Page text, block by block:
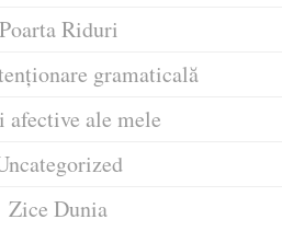
Poarta Riduri
gramaticală
afective ale mele
Zice Dunia